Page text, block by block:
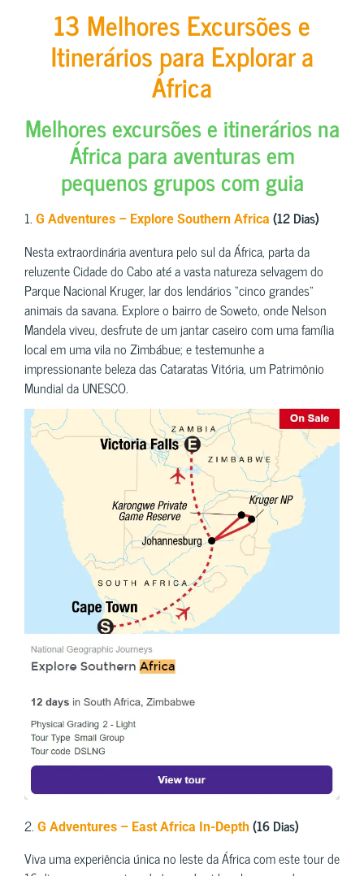
13 Melhores Excursões e
Itinerários para Explorar a
África
Melhores excursões e itinerários na
África para aventuras em
pequenos grupos com guia
1. G Adventures – Explore Southern Africa (12 Dias)
Nesta extraordinária aventura pelo sul da África, parta da
reluzente Cidade do Cabo até a vasta natureza selvagem do
Parque Nacional Kruger, lar dos lendários “cinco grandes”
animais da savana. Explore o bairro de Soweto, onde Nelson
Mandela viveu, desfrute de um jantar caseiro com uma família
local em uma vila no Zimbábue; e testemunhe a
impressionante beleza das Cataratas Vitória, um Patrimônio
Mundial da UNESCO.
2. G Adventures – East Africa In-Depth (16 Dias)
Viva uma experiência única no leste da África com este tour de